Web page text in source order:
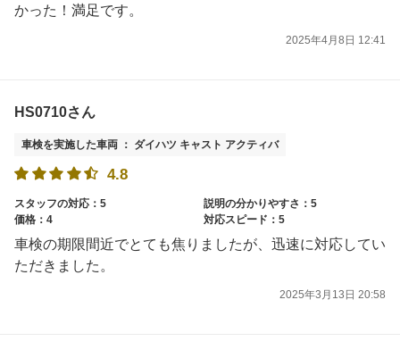
かった！満足です。
2025年4月8日 12:41
HS0710さん
車検を実施した車両 ： ダイハツ キャスト アクティバ
4.8
スタッフの対応：5
説明の分かりやすさ：5
価格：4
対応スピード：5
車検の期限間近でとても焦りましたが、迅速に対応してい
ただきました。
2025年3月13日 20:58